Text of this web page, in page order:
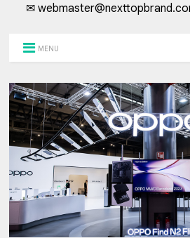
✉
MENU